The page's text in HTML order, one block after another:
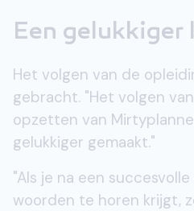
Een gelukkiger
Het volgen van de
gebracht. "Het volgen
opzetten van
gelukkiger gemaakt."
"Als je na een
woorden te horen krijgt,